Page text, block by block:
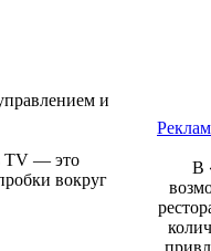
и
TV — это
вокруг
В